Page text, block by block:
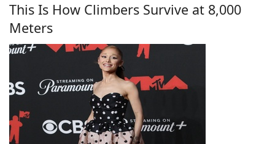
This Is How Climbers Survive at 8,000
Meters